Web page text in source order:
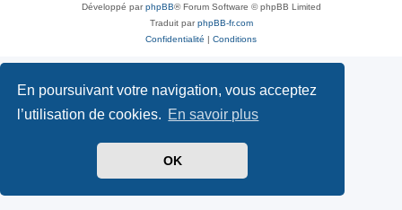
En poursuivant votre navigation, vous acceptez
l’utilisation de cookies. En savoir plus
OK
Développé parphpBB® Forum Software © phpBB Limited
Traduit parphpBB-fr.com
Confidentialité | Conditions